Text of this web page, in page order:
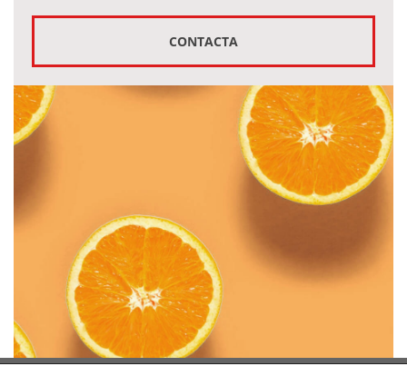
CONTACTA